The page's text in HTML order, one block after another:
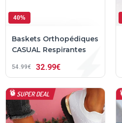
40%
Baskets Orthopédiques
CASUAL Respirantes
54 99€ 32 99€
SUPER DEAL